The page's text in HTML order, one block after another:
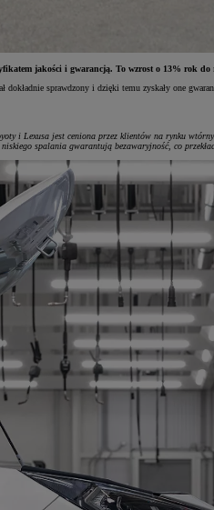
jakości i gwarancją. To wzrost o 13% rok
dokładnie sprawdzony i dzięki temu zyskały one
i Lexusa jest ceniona przez klientów na rynku
spalania gwarantują bezawaryjność, co